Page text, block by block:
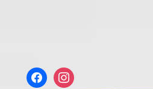
facebookinstagram